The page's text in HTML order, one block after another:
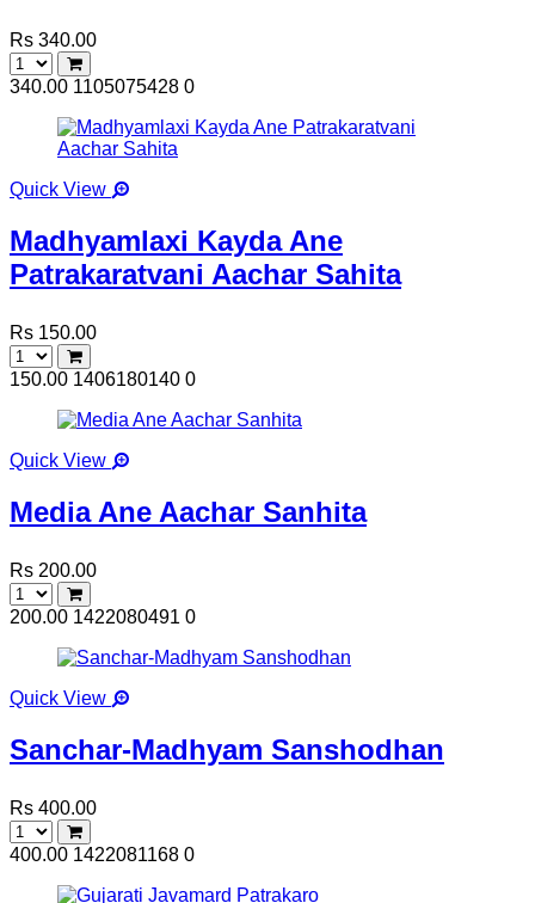
Rs 340.00
340.00 1105075428 0
Quick View
Madhyamlaxi Kayda Ane
Patrakaratvani Aachar Sahita
Rs 150.00
150.00 1406180140 0
Quick View
Media Ane Aachar Sanhita
Rs 200.00
200.00 1422080491 0
Quick View
Sanchar-Madhyam Sanshodhan
Rs 400.00
400.00 1422081168 0